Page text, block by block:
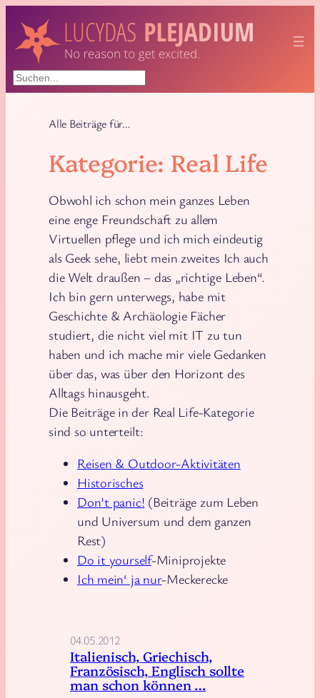
Inhalt
springen
Suchen
Alle Beiträge für…
Kategorie: Real Life
Obwohl ich schon mein ganzes Leben
eine enge Freundschaft zu allem
Virtuellen pflege und ich mich eindeutig
als Geek sehe, liebt mein zweites Ich auch
die Welt draußen – das „richtige Leben“.
Ich bin gern unterwegs, habe mit
Geschichte & Archäologie Fächer
studiert, die nicht viel mit IT zu tun
haben und ich mache mir viele Gedanken
über das, was über den Horizont des
Alltags hinausgeht.
Die Beiträge in der Real Life-Kategorie
sind so unterteilt:
Reisen & Outdoor-Aktivitäten
Historisches
Don’t panic! (Beiträge zum Leben
und Universum und dem ganzen
Rest)
Do it yourself-Miniprojekte
Ich mein‘ ja nur-Meckerecke
04.05.2012
Italienisch, Griechisch,
Französisch, Englisch sollte
man schon können …